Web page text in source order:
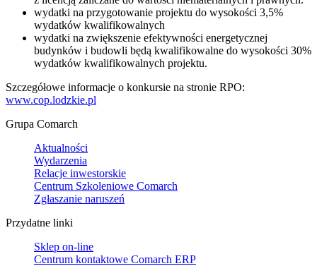
wydatki na przygotowanie projektu do wysokości 3,5%
wydatków kwalifikowalnych
wydatki na zwiększenie efektywności energetycznej
budynków i budowli będą kwalifikowalne do wysokości 30%
wydatków kwalifikowalnych projektu.
Szczegółowe informacje o konkursie na stronie RPO:
www.cop.lodzkie.pl
Grupa Comarch
Aktualności
Wydarzenia
Relacje inwestorskie
Centrum Szkoleniowe Comarch
Zgłaszanie naruszeń
Przydatne linki
Sklep on-line
Centrum kontaktowe Comarch ERP